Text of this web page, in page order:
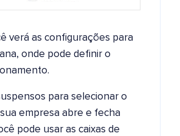
verá as configurações para
onde pode definir o
para selecionar o
empresa abre e fecha
pode usar as caixas de